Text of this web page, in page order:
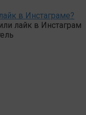
в Инстаграме?
лайк в Инстаграм